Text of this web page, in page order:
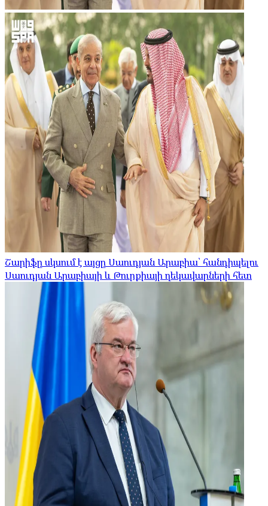
Շարիֆը սկսում է այցը Սաուդյան Արաբիա՝ հանդիպելու
Սաուդյան Արաբիայի և Թուրքիայի ղեկավարների հետ